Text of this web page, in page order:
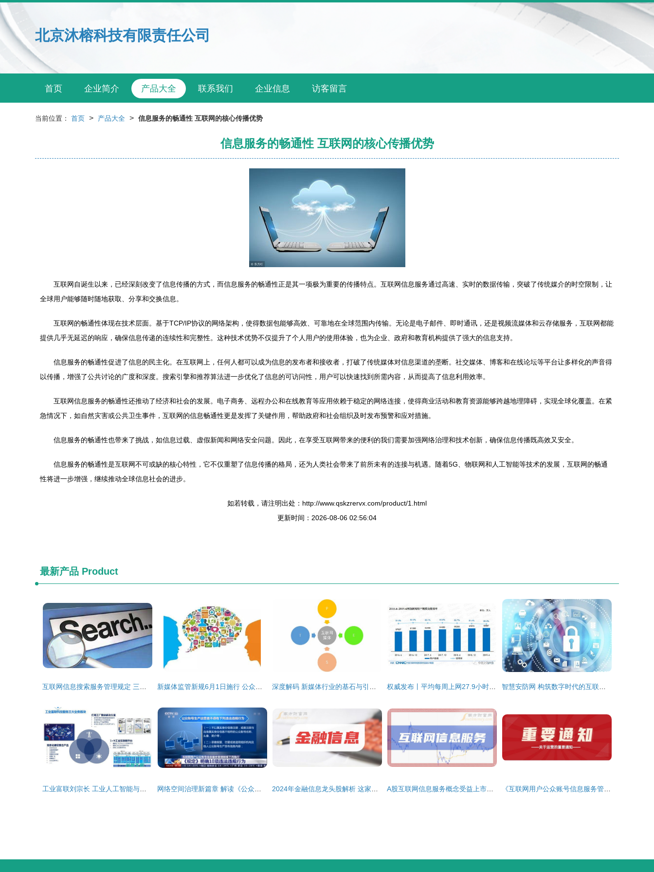
北京沐榕科技有限责任公司
首页 企业简介 产品大全 联系我们 企业信息 访客留言
当前位置： 首页 > 产品大全 > 信息服务的畅通性 互联网的核心传播优势
信息服务的畅通性 互联网的核心传播优势
互联网自诞生以来，已经深刻改变了信息传播的方式，而信息服务的畅通性正是其一项极为重要的传播特点。互联网信息服务通过高速、实时的数据传输，突破了传统媒介的时空限制，让
全球用户能够随时随地获取、分享和交换信息。
互联网的畅通性体现在技术层面。基于TCP/IP协议的网络架构，使得数据包能够高效、可靠地在全球范围内传输。无论是电子邮件、即时通讯，还是视频流媒体和云存储服务，互联网都能
提供几乎无延迟的响应，确保信息传递的连续性和完整性。这种技术优势不仅提升了个人用户的使用体验，也为企业、政府和教育机构提供了强大的信息支持。
信息服务的畅通性促进了信息的民主化。在互联网上，任何人都可以成为信息的发布者和接收者，打破了传统媒体对信息渠道的垄断。社交媒体、博客和在线论坛等平台让多样化的声音得
以传播，增强了公共讨论的广度和深度。搜索引擎和推荐算法进一步优化了信息的可访问性，用户可以快速找到所需内容，从而提高了信息利用效率。
互联网信息服务的畅通性还推动了经济和社会的发展。电子商务、远程办公和在线教育等应用依赖于稳定的网络连接，使得商业活动和教育资源能够跨越地理障碍，实现全球化覆盖。在紧
急情况下，如自然灾害或公共卫生事件，互联网的信息畅通性更是发挥了关键作用，帮助政府和社会组织及时发布预警和应对措施。
信息服务的畅通性也带来了挑战，如信息过载、虚假新闻和网络安全问题。因此，在享受互联网带来的便利的我们需要加强网络治理和技术创新，确保信息传播既高效又安全。
信息服务的畅通性是互联网不可或缺的核心特性，它不仅重塑了信息传播的格局，还为人类社会带来了前所未有的连接与机遇。随着5G、物联网和人工智能等技术的发展，互联网的畅通
性将进一步增强，继续推动全球信息社会的进步。
如若转载，请注明出处：http://www.qskzrervx.com/product/1.html
更新时间：2026-08-06 02:56:04
最新产品 Product